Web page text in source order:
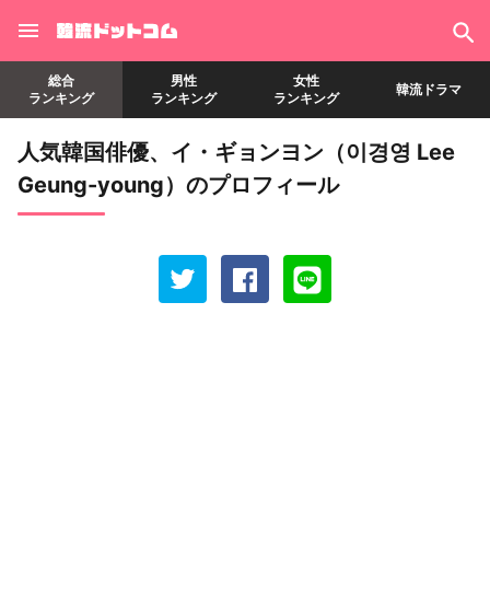
総合
ランキング
男性
ランキング
女性
ランキング
韓流ドラマ
人気韓国俳優、イ・ギョンヨン（이경영 Lee
Geung-young）のプロフィール